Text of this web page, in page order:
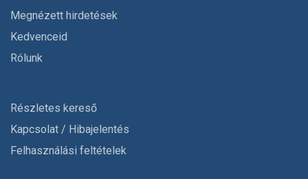
Megnézett hirdetések
Kedvenceid
Rólunk
Részletes kereső
Kapcsolat / Hibajelentés
Felhasználási feltételek